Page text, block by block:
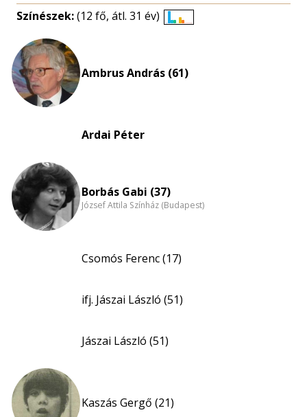
Színészek:(12 fő, átl. 31 év)
Ambrus András (61)
Ardai Péter
Borbás Gabi (37)
József Attila Színház (Budapest)
Csomós Ferenc (17)
ifj. Jászai László (51)
Jászai László (51)
Kaszás Gergő (21)